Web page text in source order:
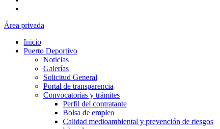
Área privada
Inicio
Puerto Deportivo
Noticias
Galerías
Solicitud General
Portal de transparencia
Convocatorias y trámites
Perfil del contratante
Bolsa de empleo
Calidad medioambiental y prevención de riesgos